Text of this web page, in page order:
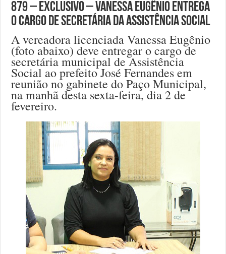
879 – EXCLUSIVO – Vanessa Eugênio entrega
o cargo de secretária da Assistência Social
A vereadora licenciada Vanessa Eugênio
(foto abaixo) deve entregar o cargo de
secretária municipal de Assistência
Social ao prefeito José Fernandes em
reunião no gabinete do Paço Municipal,
na manhã desta sexta-feira, dia 2 de
fevereiro.